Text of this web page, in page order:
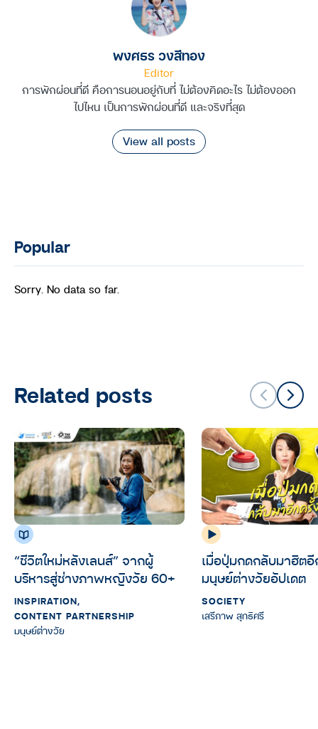
พงศธร วงสีทอง
Editor
การพักผ่อนที่ดี คือการนอนอยู่กับที่ ไม่ต้องคิดอะไร ไม่ต้องออก
ไปไหน เป็นการพักผ่อนที่ดี และจริงที่สุด
View all posts
Popular
Sorry. No data so far.
Related posts
“ชีวิตใหม่หลังเลนส์” จากผู้
บริหารสู่ช่างภาพหญิงวัย 60+
INSPIRATION,
CONTENT PARTNERSHIP
มนุษย์ต่างวัย
เมื่อปุ่มกดกลับมาฮิต
มนุษย์ต่างวัยอัปเดต
SOCIETY
เสรีภาพ สุทธิศรี